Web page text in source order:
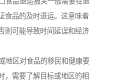
食品的及时退运。这意味着
则可能导致时间延误和经济
地区对食品的移民和健康要
，需要了解目标或地区的相